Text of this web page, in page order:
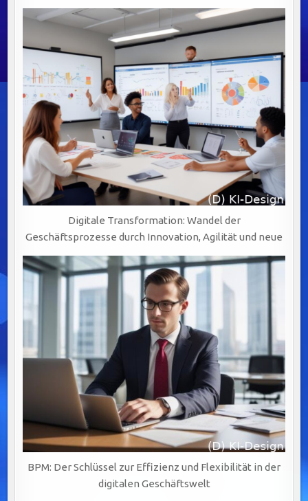
Digitale Transformation: Wandel der
Geschäftsprozesse durch Innovation, Agilität und neue
BPM: Der Schlüssel zur Effizienz und Flexibilität in der
digitalen Geschäftswelt